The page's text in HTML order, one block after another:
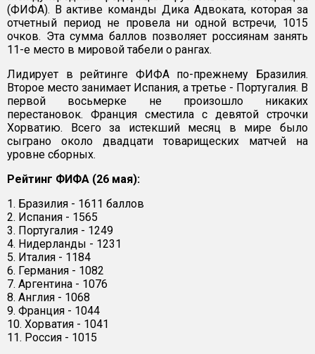
(ФИФА). В активе команды Дика Адвоката, которая за
отчетный период не провела ни одной встречи, 1015
очков. Эта сумма баллов позволяет россиянам занять
11-е место в мировой табели о рангах.
Лидирует в рейтинге ФИФА по-прежнему Бразилия.
Второе место занимает Испания, а третье - Португалия. В
первой восьмерке не произошло никаких
перестановок. Франция сместила с девятой строчки
Хорватию. Всего за истекший месяц в мире было
сыграно около двадцати товарищеских матчей на
уровне сборных.
Рейтинг ФИФА (26 мая):
1. Бразилия - 1611 баллов
2. Испания - 1565
3. Португалия - 1249
4. Нидерланды - 1231
5. Италия - 1184
6. Германия - 1082
7. Аргентина - 1076
8. Англия - 1068
9. Франция - 1044
10. Хорватия - 1041
11. Россия - 1015